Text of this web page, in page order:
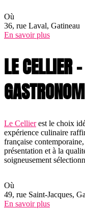
Où
36, rue Laval, Gatineau
En savoir plus
LE CELLIER
Le Cellierest le choix
expérience culinaire
française
présentation et à la
soigneusement
Où
49, rue Saint-Jacques,
En savoir plus